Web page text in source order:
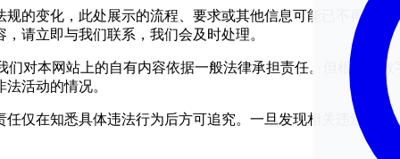
的变化，此处展示的流程、要求或其他信息可能已不再是
请立即与我们联系，我们会及时处理。
对本网站上的自有内容依据一般法律承担责任。但根据《
活动的情况。
仅在知悉具体违法行为后方可追究。一旦发现相关违法行为